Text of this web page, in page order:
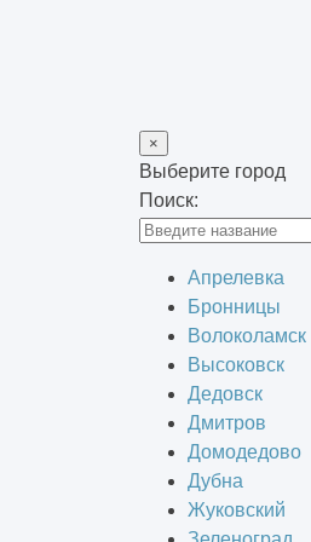
×
Выберите город
Поиск:
Апрелевка
Бронницы
Волоколамск
Высоковск
Дедовск
Дмитров
Домодедово
Дубна
Жуковский